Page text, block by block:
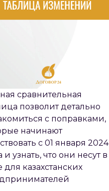
сравнительная
позволит детально
с поправками,
начинают
с 01 января 2024
и узнать, что они несут в
для казахстанских
ПО ВЕДЕНИЮ
В УСЛОВИЯХ ЧП​